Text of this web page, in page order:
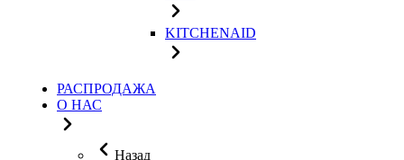
KITCHENAID
РАСПРОДАЖА
О НАС
Назад